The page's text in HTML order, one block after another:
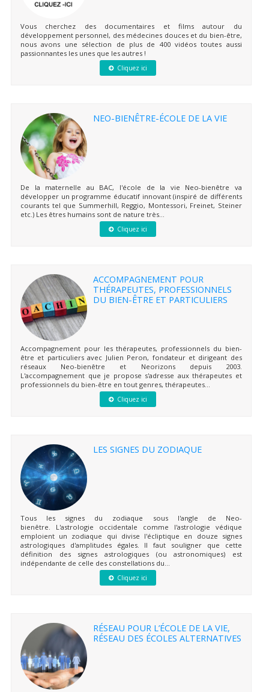
Vous cherchez des documentaires et films autour du
développement personnel, des médecines douces et du bien-être,
nous avons une sélection de plus de 400 vidéos toutes aussi
passionnantes les unes que les autres !
Cliquez ici
NEO-BIENÊTRE-ÉCOLE DE LA VIE
De la maternelle au BAC, l'école de la vie Neo-bienêtre va
développer un programme éducatif innovant (inspiré de différents
courants tel que Summerhill, Reggio, Montessori, Freinet, Steiner
etc.) Les êtres humains sont de nature très...
Cliquez ici
ACCOMPAGNEMENT POUR
THÉRAPEUTES, PROFESSIONNELS
DU BIEN-ÊTRE ET PARTICULIERS
Accompagnement pour les thérapeutes, professionnels du bien-
être et particuliers avec Julien Peron, fondateur et dirigeant des
réseaux Neo-bienêtre et Neorizons depuis 2003.
L'accompagnement que je propose s'adresse aux thérapeutes et
professionnels du bien-être en tout genres, thérapeutes...
Cliquez ici
LES SIGNES DU ZODIAQUE
Tous les signes du zodiaque sous l'angle de Neo-
bienêtre. L'astrologie occidentale comme l'astrologie védique
emploient un zodiaque qui divise l'écliptique en douze signes
astrologiques d'amplitudes égales. Il faut souligner que cette
définition des signes astrologiques (ou astronomiques) est
indépendante de celle des constellations du...
Cliquez ici
RÉSEAU POUR L’ÉCOLE DE LA VIE,
RÉSEAU DES ÉCOLES ALTERNATIVES